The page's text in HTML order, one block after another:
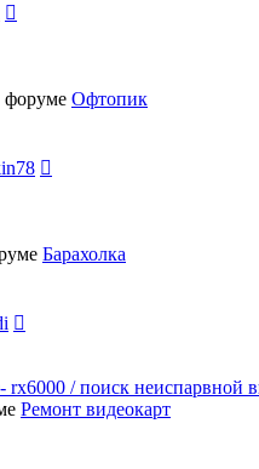
форуме Офтопик
Барахолка
rx6000 / поиск неиспарвной
Ремонт видеокарт